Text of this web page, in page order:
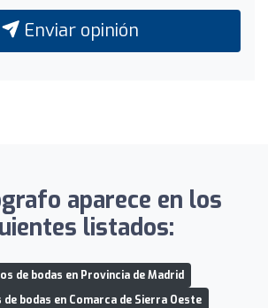
Enviar opinión
aparece en los
listados:
de bodas en Provincia de Madrid
bodas en Comarca de Sierra Oeste